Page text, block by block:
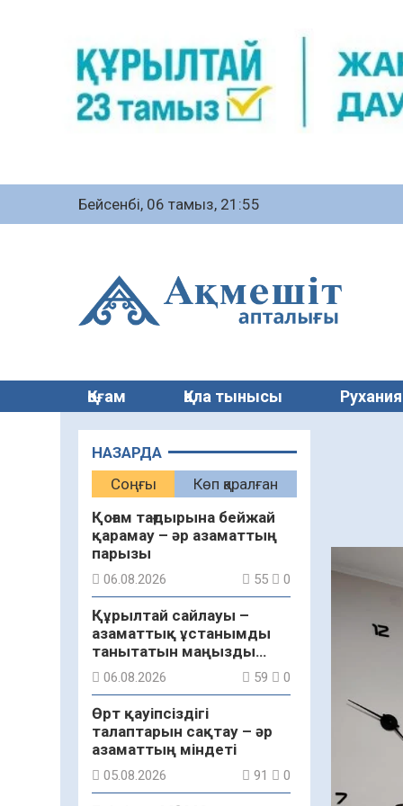
Бейсенбі, 06 тамыз, 21:55
Қоғам Қала тынысы
НАЗАРДА
Соңғы
Көп қаралған
Қоғам тағдырына бейжай
қарамау – әр азаматтың
парызы
06.08.2026 55 0
Құрылтай сайлауы –
азаматтық ұстанымды
танытатын маңызды
қадам
06.08.2026 59 0
Өрт қауіпсіздігі
талаптарын сақтау – әр
азаматтың міндеті
05.08.2026 91 0